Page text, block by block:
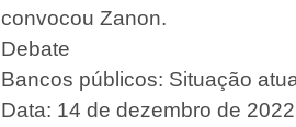
convocou Zanon.
Debate
Bancos públicos: Situação
Data: 14 de dezembro de 2022